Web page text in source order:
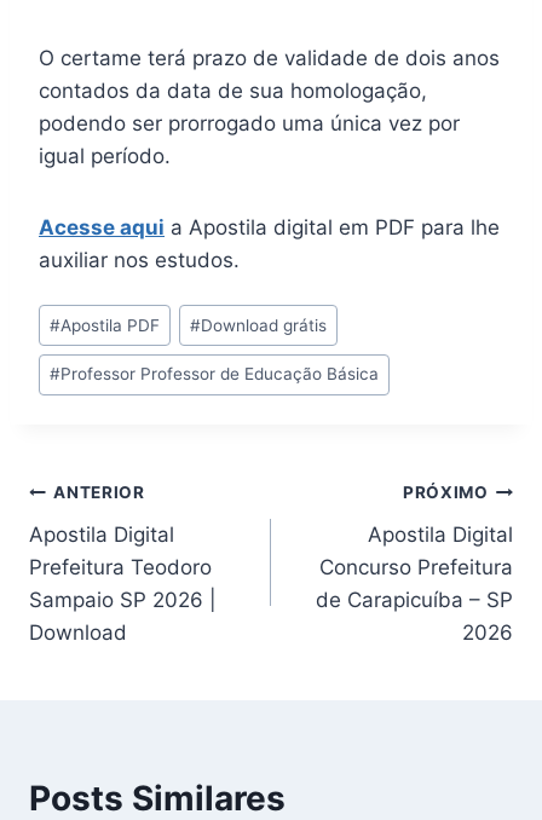
O certame terá prazo de validade de dois anos
contados da data de sua homologação,
podendo ser prorrogado uma única vez por
igual período.
Acesse aqui a Apostila digital em PDF para lhe
auxiliar nos estudos.
Tags
do
Post:
#Apostila PDF #Download grátis
#Professor Professor de Educação Básica
Navegação
de
Post
ANTERIOR
Apostila Digital
Prefeitura Teodoro
Sampaio SP 2026 |
Download
PRÓXIMO
Apostila Digital
Concurso Prefeitura
de Carapicuíba – SP
2026
Posts Similares